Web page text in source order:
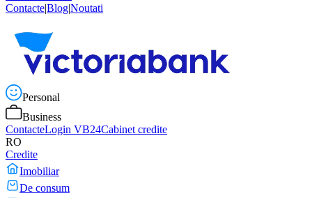
Contacte|Blog|Noutati
Personal
Business
ContacteLogin VB24Cabinet credite
RO
Credite
Imobiliar
De consum